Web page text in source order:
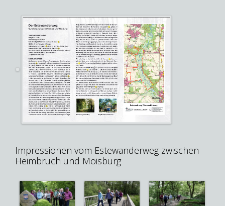
Impressionen vom Estewanderweg zwischen
Heimbruch und Moisburg